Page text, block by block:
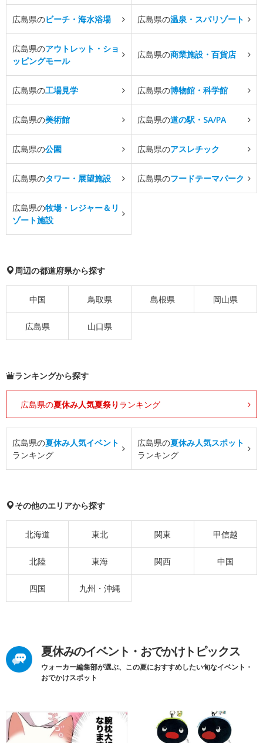
広島県のビーチ・海水浴場 広島県の温泉・スパリゾート
広島県のアウトレット・ショ
ッピングモール
広島県の商業施設・百貨店
広島県の工場見学 広島県の博物館・科学館
広島県の美術館 広島県の道の駅・SA/PA
広島県の公園 広島県のアスレチック
広島県のタワー・展望施設 広島県のフードテーマパーク
広島県の牧場・レジャー＆リ
ゾート施設
周辺の都道府県から探す
中国 鳥取県 島根県 岡山県
広島県 山口県
ランキングから探す
広島県の夏休み人気夏祭り ランキング
広島県の夏休み人気イベント
ランキング
広島県の夏休み人気スポット
ランキング
その他のエリアから探す
北海道 東北 関東 甲信越
北陸 東海 関西 中国
四国 九州・沖縄
夏休みのイベント・おでかけトピックス
ウォーカー編集部が選ぶ、この夏におすすめしたい旬なイベント・
おでかけスポット